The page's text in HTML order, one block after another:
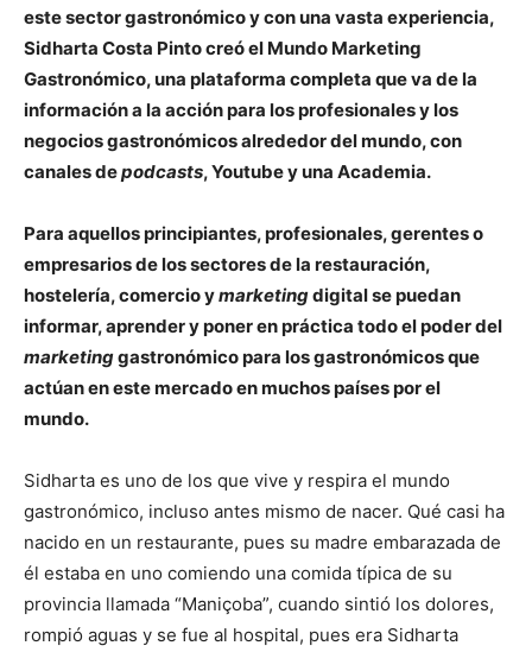
este sector gastronómico y con una vasta experiencia,
Sidharta Costa Pinto creó el Mundo Marketing
Gastronómico, una plataforma completa que va de la
información a la acción para los profesionales y los
negocios gastronómicos alrededor del mundo, con
canales depodcasts, Youtube y una Academia.
Para aquellos principiantes, profesionales, gerentes o
empresarios de los sectores de la restauración,
hostelería, comercio ymarketingdigital se puedan
informar, aprender y poner en práctica todo el poder del
marketinggastronómico para los gastronómicos que
actúan en este mercado en muchos países por el
mundo.
Sidharta es uno de los que vive y respira el mundo
gastronómico, incluso antes mismo de nacer. Qué casi ha
nacido en un restaurante, pues su madre embarazada de
él estaba en uno comiendo una comida típica de su
provincia llamada “Maniçoba”, cuando sintió los dolores,
rompió aguas y se fue al hospital, pues era Sidharta